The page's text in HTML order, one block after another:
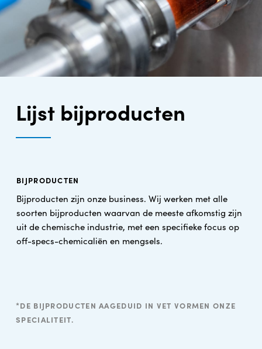
Lijst bijproducten
BIJPRODUCTEN
Bijproducten zijn onze business. Wij werken met alle
soorten bijproducten waarvan de meeste afkomstig zijn
uit de chemische industrie, met een specifieke focus op
off-specs-chemicaliën en mengsels.
*DE BIJPRODUCTEN AAGEDUID IN VET VORMEN ONZE
SPECIALITEIT.